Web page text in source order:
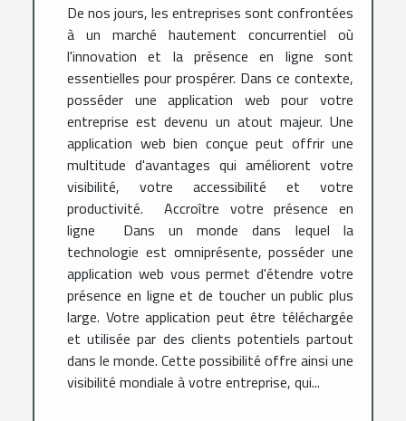
De nos jours, les entreprises sont confrontées
à un marché hautement concurrentiel où
l'innovation et la présence en ligne sont
essentielles pour prospérer. Dans ce contexte,
posséder une application web pour votre
entreprise est devenu un atout majeur. Une
application web bien conçue peut offrir une
multitude d'avantages qui améliorent votre
visibilité, votre accessibilité et votre
productivité. Accroître votre présence en
ligne Dans un monde dans lequel la
technologie est omniprésente, posséder une
application web vous permet d'étendre votre
présence en ligne et de toucher un public plus
large. Votre application peut être téléchargée
et utilisée par des clients potentiels partout
dans le monde. Cette possibilité offre ainsi une
visibilité mondiale à votre entreprise, qui...